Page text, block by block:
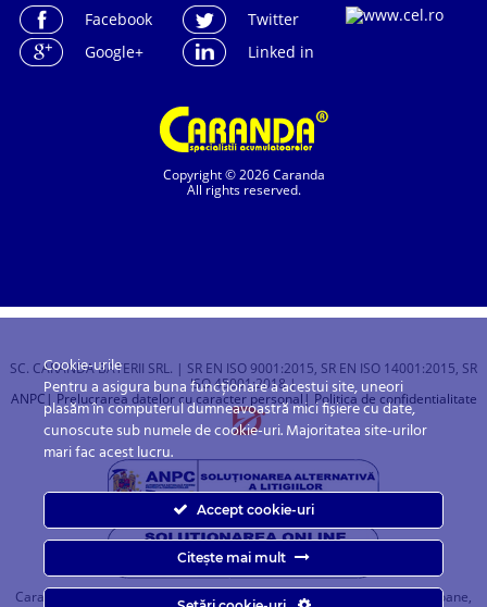
Copyright © 2026 Caranda
All rights reserved.
Facebook
Twitter
Google+
Linked in
SC. CARANDA BATERII SRL. | SR EN ISO 9001:2015, SR EN ISO 14001:2015, SR
ISO 45001:2018 |
ANPC | Prelucrarea datelor cu caracter personal| Politica de confidentialitate
Caranda.ro este un magazin online cu baterii pentru automobile, camioane,
Cookie-urile
Pentru a asigura buna funcționare a acestui site, uneori
plasăm în computerul dumneavoastră mici fișiere cu date,
cunoscute sub numele de cookie-uri. Majoritatea site-urilor
mari fac acest lucru.
Accept cookie-uri
Citește mai mult